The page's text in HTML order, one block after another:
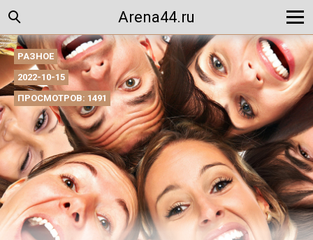
Arena44.ru
РАЗНОЕ
2022-10-15
ПРОСМОТРОВ: 1491